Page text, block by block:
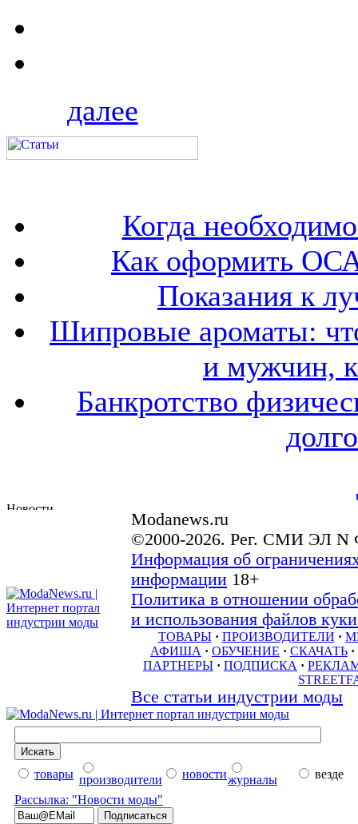
далее
Когда
Как оформить
Показания к
Шипровые ароматы:
и мужчин,
Банкротство
Modanews.ru
©2000-2026. Рег. СМИ ЭЛ N
Информация об
информации 18+
Политика в отношении
и использования файлов
ТОВАРЫ · ПРОИЗВОДИТЕЛИ ·
АФИША · ОБУЧЕНИЕ · СКАЧАТЬ ·
ПАРТНЕРЫ · ПОДПИСКА ·
Все статьи индустрии моды
товары производители новостижурналы
везде
Рассылка: "Новости моды"